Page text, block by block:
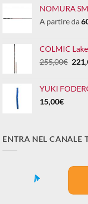
NOMURA
A partire da
COLMIC
255,00€ Il
era:
YUKI
15,00€
ENTRA NEL CANALE